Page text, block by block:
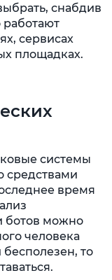
снабдив
сервисах
площадках.
системы
средствами
время
ботов можно
человека
то